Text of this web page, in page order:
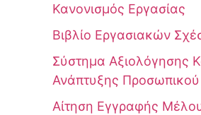
Κανονισμός Εργασίας
Βιβλίο Εργασιακών
Σύστημα Αξιολόγησης
Ανάπτυξης Προσωπικού
Αίτηση Εγγραφής